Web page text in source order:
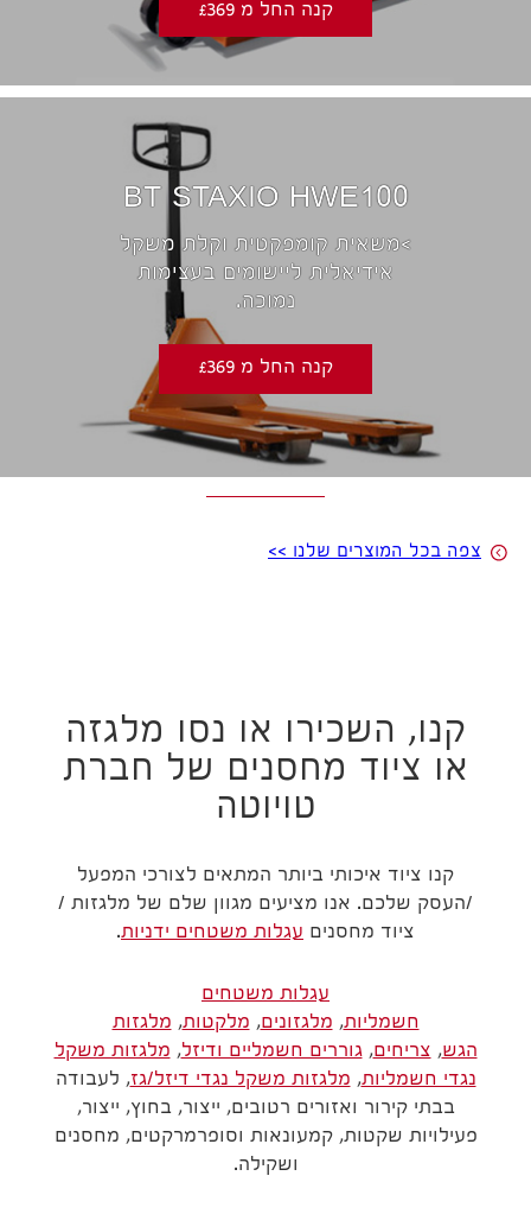
קנה החל מ £369
BT STAXIO HWE100
>משאית קומפקטית וקלת משקל
אידיאלית ליישומים בעצימות
נמוכה.
קנה החל מ £369
צפה בכל המוצרים שלנו >>
קנו, השכירו או נסו מלגזה
או ציוד מחסנים של חברת
טויוטה
קנו ציוד איכותי ביותר המתאים לצורכי המפעל
/העסק שלכם. אנו מציעים מגוון שלם של מלגזות /
ציוד מחסנים עגלות משטחים ידניות.
עגלות משטחים
חשמליות, מלגזונים, מלקטות, מלגזות
הגש, צריחים,גוררים חשמליים ודיזל, מלגזות משקל
נגדי חשמליות, מלגזות משקל נגדי דיזל/גז, לעבודה
בבתי קירור ואזורים רטובים, ייצור, בחוץ, ייצור,
פעילויות שקטות, קמעונאות וסופרמרקטים, מחסנים
ושקילה.